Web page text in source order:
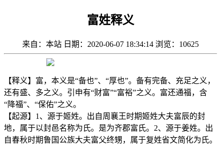
富姓释义
来自：本站 日期：2020-06-07 18:34:14 浏览：10625
【释义】富，本义是“备也”、“厚也”。备有完备、充足之义，
还有盛、多之义。引申有“财富”“富裕”之义。富还通福，含
“降福”、“保佑”之义。
【起源】1、源于姬姓。出自周襄王时期姬姓大夫富辰的封
地，属于以封邑名称为氏。是为齐郡富氏。2、源于姜姓。出
自春秋时期鲁国公族大夫富父终甥，属于复姓省文简化为氏。